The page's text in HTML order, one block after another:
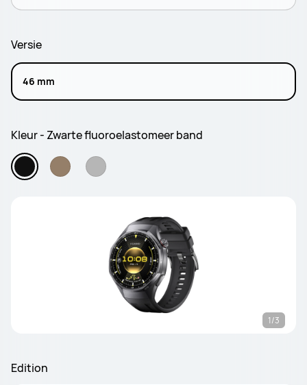
Versie
46 mm
Kleur - Zwarte fluoroelastomeer band
1/3
Edition